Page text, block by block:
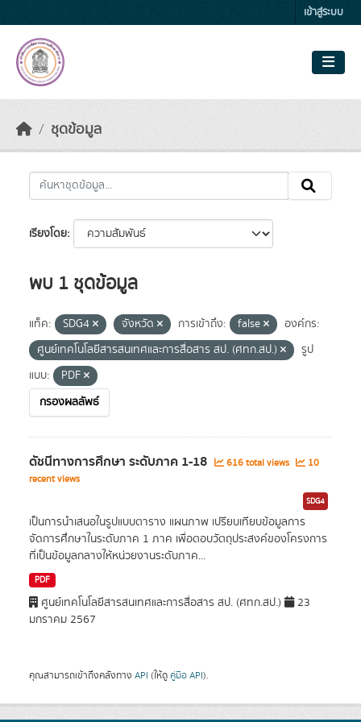
เข้าสู่ระบบ
ชุดข้อมูล
เรียงโดย
พบ 1 ชุดข้อมูล
แท็ค: SDG4 จังหวัด การเข้าถึง: false
องค์กร:
ศูนย์เทคโนโลยีสารสนเทศและการสื่อสาร สป. (ศทก.สป.)
รูป
แบบ:
PDF
กรองผลลัพธ์
ดัชนีทางการศึกษา ระดับภาค 1-18 616 total views
10
recent views
SDG4
เป็นการนำเสนอในรูปแบบตาราง แผนภาพ เปรียบเทียบข้อมูลการ
จัดการศึกษาในระดับภาค 1 ภาค เพื่อตอบวัตถุประสงค์ของโครงการ
ที่เป็นข้อมูลกลางให้หน่วยงานระดับภาค...
PDF
ศูนย์เทคโนโลยีสารสนเทศและการสื่อสาร สป. (ศทก.สป.)
23
มกราคม 2567
คุณสามารถเข้าถึงคลังทาง API (ให้ดู คู่มือ API).